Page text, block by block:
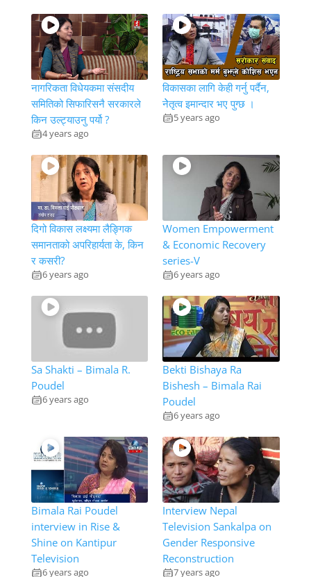
नागरिकता विधेयकमा संसदीय
समितिको सिफारिसनै सरकारले
किन उल्ट्याउनु पर्यो ?
4 years ago
विकासका लागि केही गर्नु पर्दैन,
नेेतृत्व इमान्दार भए पुग्छ ।
5 years ago
दिगो विकास लक्ष्यमा लैङ्गिक
समानताको अपरिहार्यता के, किन
र कसरी?
6 years ago
Women Empowerment
& Economic Recovery
series-V
6 years ago
Sa Shakti – Bimala R.
Poudel
6 years ago
Bekti Bishaya Ra
Bishesh – Bimala Rai
Poudel
6 years ago
Bimala Rai Poudel
interview in Rise &
Shine on Kantipur
Television
6 years ago
Interview Nepal
Television Sankalpa on
Gender Responsive
Reconstruction
7 years ago